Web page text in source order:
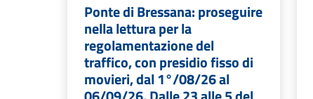
Ponte di Bressana: proseguire
nella lettura per la
regolamentazione del
traffico, con presidio fisso di
movieri, dal 1°/08/26 al